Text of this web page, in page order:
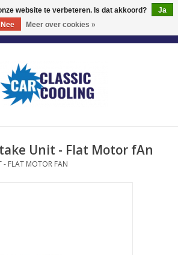
Unit - Flat Motor fAn
- FLAT MOTOR FAN
website te verbeteren. Is dat akkoord?
Ja
Nee
Meer over cookies »